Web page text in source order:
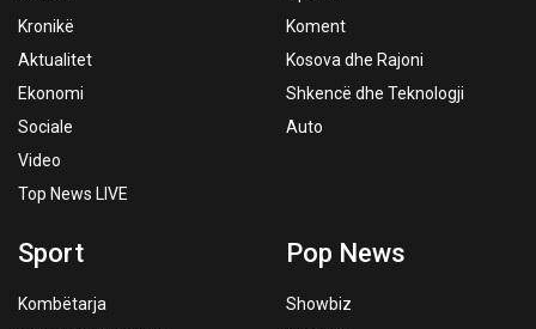
Kronikë
Aktualitet
Ekonomi
Sociale
Video
Top News LIVE
Koment
Kosova dhe Rajoni
Shkencë dhe Teknologji
Auto
Sport
Kombëtarja
Pop News
Showbiz